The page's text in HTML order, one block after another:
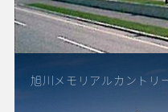
旭川メモリアルカントリ